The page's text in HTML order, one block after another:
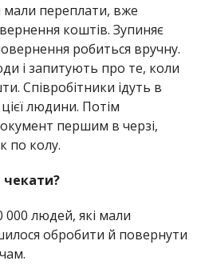
мали переплати, вже
коштів. Зупиняє
робиться вручну.
і запитують про те, коли
Співробітники ідуть в
людини. Потім
першим в черзі,
по колу.
000 людей, які мали
обробити й повернути